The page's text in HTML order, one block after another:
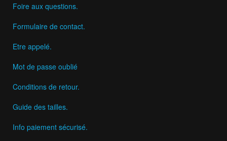
Foire aux questions.
Formulaire de contact.
Etre appelé.
Mot de passe oublié
Conditions de retour.
Guide des tailles.
Info paiement sécurisé.